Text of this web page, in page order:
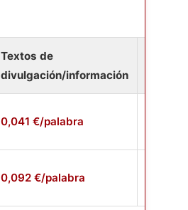
Textos de
divulgación/información
0,041 €/palabra
0,092 €/palabra